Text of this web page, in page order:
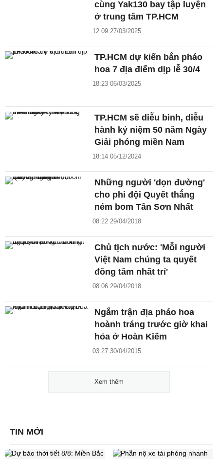
cùng Yak130 bay tập luyện
ở trung tâm TP.HCM
12:09 27/03/2025
TP.HCM dự kiến bắn pháo
hoa 7 địa điểm dịp lễ 30/4
18:23 06/03/2025
TP.HCM sẽ diễu binh, diễu
hành kỷ niệm 50 năm Ngày
Giải phóng miền Nam
18:14 05/12/2024
Những người 'dọn đường'
cho phi đội Quyết thắng
ném bom Tân Sơn Nhất
08:22 29/04/2018
Chủ tịch nước: 'Mỗi người
Việt Nam chúng ta quyết
đồng tâm nhất trí'
08:06 29/04/2018
Ngắm trận địa pháo hoa
hoành tráng trước giờ khai
hỏa ở Hoàn Kiếm
03:27 30/04/2015
Xem thêm
TIN MỚI